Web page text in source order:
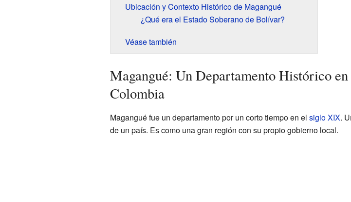
Ubicación y Contexto Histórico de Magangué
¿Qué era el Estado Soberano de Bolívar?
Véase también
Magangué: Un Departamento Histórico en
Colombia
Magangué fue un departamento por un corto tiempo en el siglo XIX.
de un país. Es como una gran región con su propio gobierno local.